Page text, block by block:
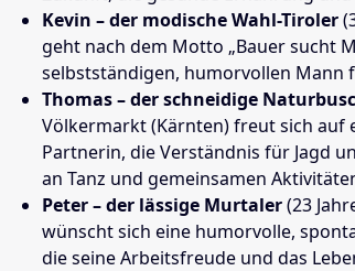
Kevin – der modische Wahl-Tiroler
geht nach dem Motto „Bauer sucht
selbstständigen, humorvollen Mann
Thomas – der schneidige
Völkermarkt (Kärnten) freut sich auf
Partnerin, die Verständnis für Jagd
an Tanz und gemeinsamen
Peter – der lässige Murtaler(23
wünscht sich eine humorvolle,
die seine Arbeitsfreude und das